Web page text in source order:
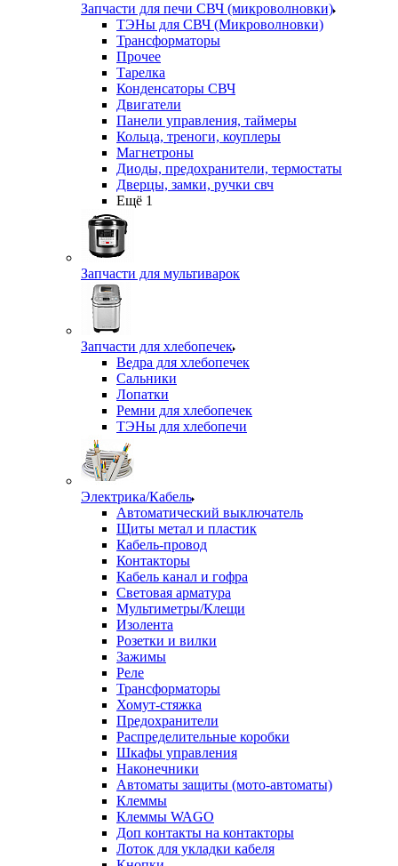
Запчасти для печи СВЧ (микроволновки)
ТЭНы для СВЧ (Микроволновки)
Трансформаторы
Прочее
Тарелка
Конденсаторы СВЧ
Двигатели
Панели управления, таймеры
Кольца, треноги, коуплеры
Магнетроны
Диоды, предохранители, термостаты
Дверцы, замки, ручки свч
Ещё 1
Запчасти для мультиварок
Запчасти для хлебопечек
Ведра для хлебопечек
Сальники
Лопатки
Ремни для хлебопечек
ТЭНы для хлебопечи
Электрика/Кабель
Автоматический выключатель
Щиты метал и пластик
Кабель-провод
Контакторы
Кабель канал и гофра
Световая арматура
Мультиметры/Клещи
Изолента
Розетки и вилки
Зажимы
Реле
Трансформаторы
Хомут-стяжка
Предохранители
Распределительные коробки
Шкафы управления
Наконечники
Автоматы защиты (мото-автоматы)
Клеммы
Клеммы WAGO
Доп контакты на контакторы
Лоток для укладки кабеля